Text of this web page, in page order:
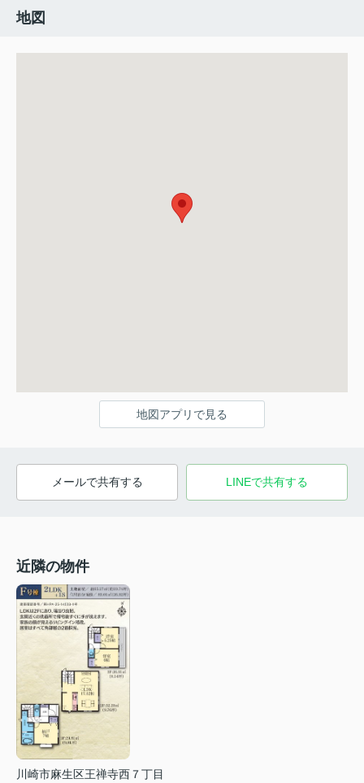
地図
地図アプリで見る
メールで共有する LINEで共有する
近隣の物件
川崎市麻生区王禅寺西７丁目